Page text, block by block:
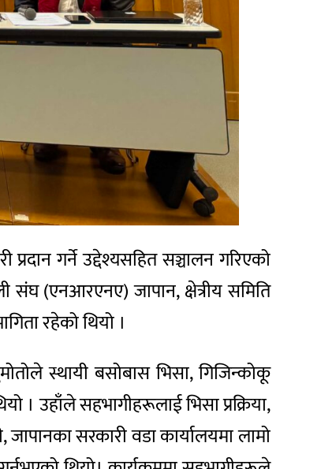
गर्ने उद्देश्यसहित सञ्चालन गरिएको
संघ (एनआरएनए) जापान, क्षेत्रीय समिति
रहेको थियो ।
स्थायी बसोबास भिसा, गिजिन्कोकू
। उहाँले सहभागीहरूलाई भिसा प्रक्रिया,
सरकारी वडा कार्यालयमा लामो